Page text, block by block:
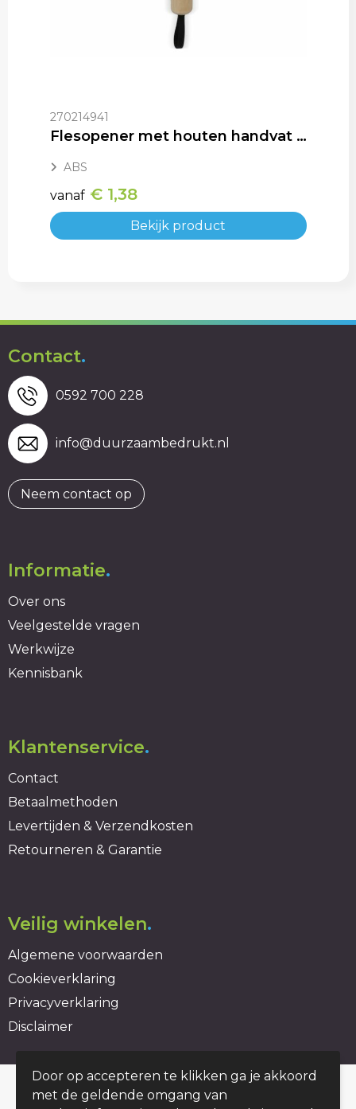
270214941
Flesopener met houten handvat en riem
ABS
vanaf € 1,38
Bekijk product
Contact.
0592 700 228
info@duurzaambedrukt.nl
Neem contact op
Informatie.
Over ons
Veelgestelde vragen
Werkwijze
Kennisbank
Klantenservice.
Contact
Betaalmethoden
Levertijden & Verzendkosten
Retourneren & Garantie
Veilig winkelen.
Algemene voorwaarden
Cookieverklaring
Privacyverklaring
Disclaimer
© Copyright duurzaambedrukt.nl 2026
Door op accepteren te klikken ga je akkoord
met de geldende omgang van